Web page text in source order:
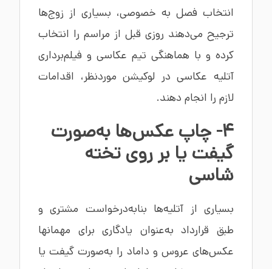
انتخاب فصل به خصوصی، بسیاری از زوج‌ها
ترجیح می‌دهند روزی قبل از مراسم را انتخاب
کرده و با هماهنگی تیم عکاسی و فیلم‌برداری
آتلیه عکاسی در لوکیشن موردنظر، اقدامات
لازم را انجام دهند.
4- چاپ عکس‌ها به‌صورت
گیفت یا بر روی تخته
شاسی
بسیاری از آتلیه‌ها بنابه‌درخواست مشتری و
طبق قرارداد به‌عنوان یادگاری برای مهمانها
عکس‌های عروس و داماد را به‌صورت گیفت یا